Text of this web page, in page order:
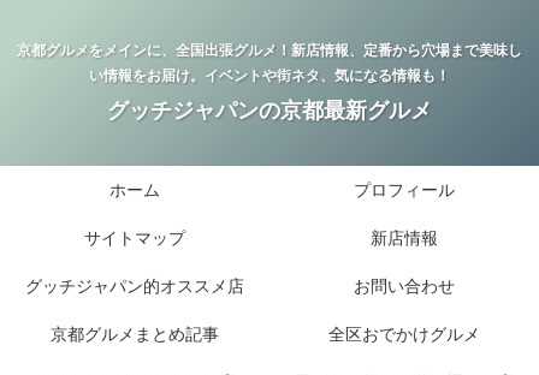
京都グルメをメインに、全国出張グルメ！新店情報、定番から穴場まで美味し
い情報をお届け。イベントや街ネタ、気になる情報も！
グッチジャパンの京都最新グルメ
ホーム プロフィール
サイトマップ 新店情報
グッチジャパン的オススメ店 お問い合わせ
京都グルメまとめ記事 全区おでかけグルメ